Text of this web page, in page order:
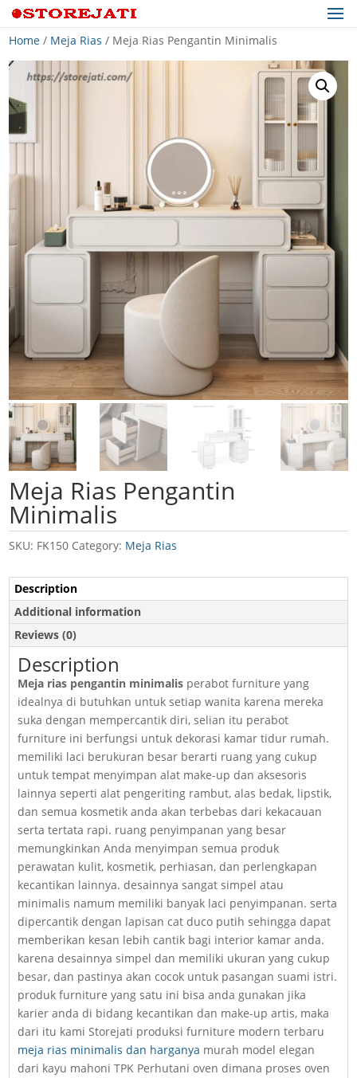
Home / Meja Rias / Meja Rias Pengantin Minimalis
Meja Rias Pengantin
Minimalis
SKU: FK150 Category: Meja Rias
Description
Additional information
Reviews (0)
Description
Meja rias pengantin minimalis perabot furniture yang
idealnya di butuhkan untuk setiap wanita karena mereka
suka dengan mempercantik diri, selian itu perabot
furniture ini berfungsi untuk dekorasi kamar tidur rumah.
memiliki laci berukuran besar berarti ruang yang cukup
untuk tempat menyimpan alat make-up dan aksesoris
lainnya seperti alat pengeriting rambut, alas bedak, lipstik,
dan semua kosmetik anda akan terbebas dari kekacauan
serta tertata rapi. ruang penyimpanan yang besar
memungkinkan Anda menyimpan semua produk
perawatan kulit, kosmetik, perhiasan, dan perlengkapan
kecantikan lainnya. desainnya sangat simpel atau
minimalis namum memiliki banyak laci penyimpanan. serta
dipercantik dengan lapisan cat duco putih sehingga dapat
memberikan kesan lebih cantik bagi interior kamar anda.
karena desainnya simpel dan memiliki ukuran yang cukup
besar, dan pastinya akan cocok untuk pasangan suami istri.
produk furniture yang satu ini bisa anda gunakan jika
karier anda di bidang kecantikan dan make-up artis, maka
dari itu kami Storejati produksi furniture modern terbaru
meja rias minimalis dan harganya murah model elegan
dari kayu mahoni TPK Perhutani oven dimana proses oven